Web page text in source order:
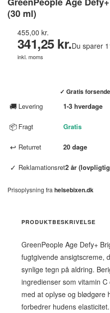
(30 ml)
455,00 kr.
341,25 kr.Du sparer
inkl. moms
✓ Gratis
🚚 Levering 1-3 hverdage
📦 Fragt Gratis
↩ Returret 20 dage
✓ Reklamationsret2 år
Prisoplysning fra helsebixen.dk
PRODUKTBESKRIVELSE
GreenPeople Age Defy+
fugtgivende ansigtscreme,
synlige tegn på aldring.
ingredienser som vitamin
med at oplyse og blødgøre
forbedrer hudens